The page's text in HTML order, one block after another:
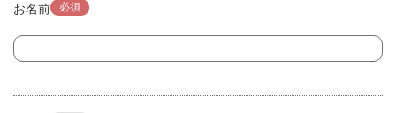
お名前 必須